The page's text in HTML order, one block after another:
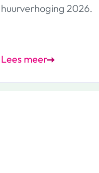
huurverhoging 2026.
Lees meer